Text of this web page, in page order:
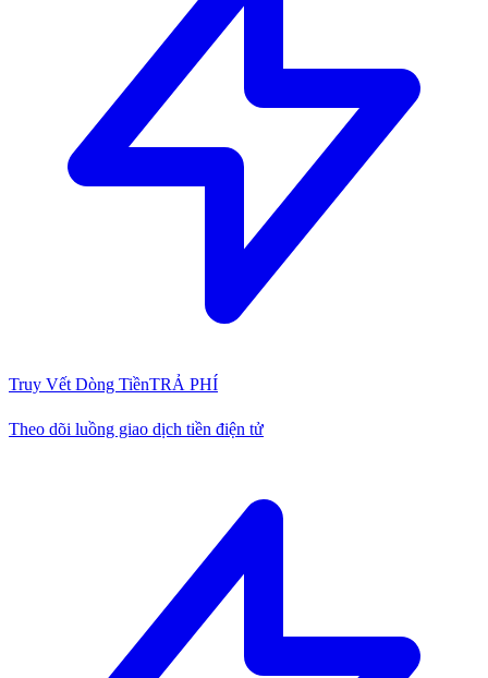
Truy Vết Dòng TiềnTRẢ PHÍ
Theo dõi luồng giao dịch tiền điện tử